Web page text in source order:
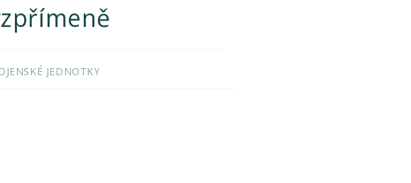
JEDNOTKY